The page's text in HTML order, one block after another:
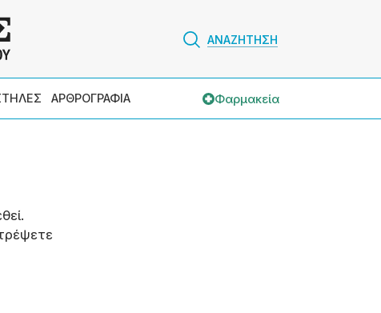
ΑΝΑΖΗΤΗΣΗ
ΑΡΘΡΟΓΡΑΦΙΑ Φαρμακεία